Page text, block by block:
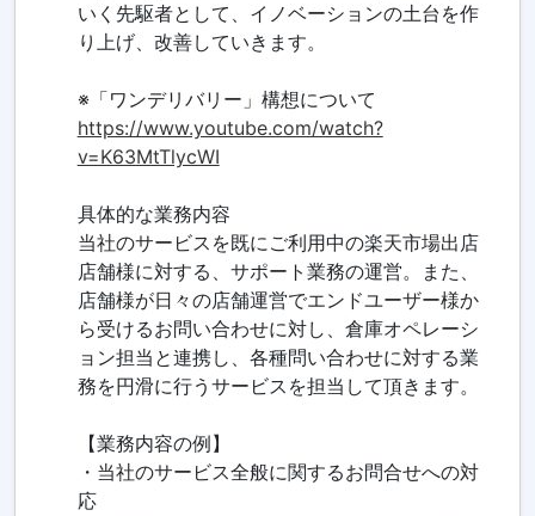
いく先駆者として、イノベーションの土台を作
り上げ、改善していきます。
※「ワンデリバリー」構想について
https://www.youtube.com/watch?
v=K63MtTlycWI
具体的な業務内容
当社のサービスを既にご利用中の楽天市場出店
店舗様に対する、サポート業務の運営。また、
店舗様が日々の店舗運営でエンドユーザー様か
ら受けるお問い合わせに対し、倉庫オペレーシ
ョン担当と連携し、各種問い合わせに対する業
務を円滑に行うサービスを担当して頂きます。
【業務内容の例】
・当社のサービス全般に関するお問合せへの対
応